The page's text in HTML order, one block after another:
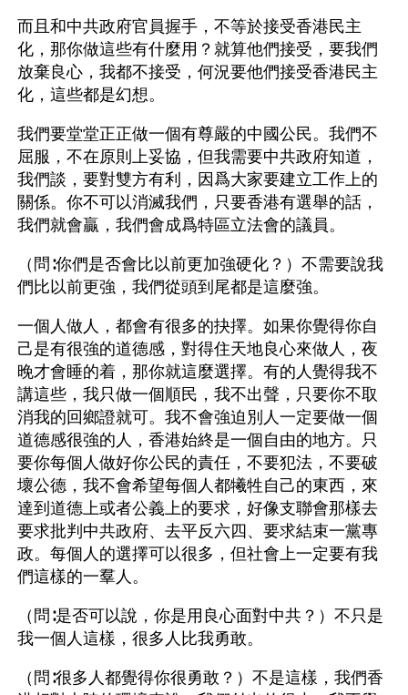
而且和中共政府官員握手，不等於接受香港民主
化，那你做這些有什麼用？就算他們接受，要我們
放棄良心，我都不接受，何況要他們接受香港民主
化，這些都是幻想。
我們要堂堂正正做一個有尊嚴的中國公民。我們不
屈服，不在原則上妥協，但我需要中共政府知道，
我們談，要對雙方有利，因爲大家要建立工作上的
關係。你不可以消滅我們，只要香港有選舉的話，
我們就會贏，我們會成爲特區立法會的議員。
（問∶你們是否會比以前更加強硬化？）不需要說我
們比以前更強，我們從頭到尾都是這麼強。
一個人做人，都會有很多的抉擇。如果你覺得你自
己是有很強的道德感，對得住天地良心來做人，夜
晚才會睡的着，那你就這麼選擇。有的人覺得我不
講這些，我只做一個順民，我不出聲，只要你不取
消我的回鄉證就可。我不會強迫別人一定要做一個
道德感很強的人，香港始終是一個自由的地方。只
要你每個人做好你公民的責任，不要犯法，不要破
壞公德，我不會希望每個人都犧牲自己的東西，來
達到道德上或者公義上的要求，好像支聯會那樣去
要求批判中共政府、去平反六四、要求結束一黨專
政。每個人的選擇可以很多，但社會上一定要有我
們這樣的一羣人。
（問∶是否可以說，你是用良心面對中共？）不只是
我一個人這樣，很多人比我勇敢。
（問∶很多人都覺得你很勇敢？）不是這樣，我們香